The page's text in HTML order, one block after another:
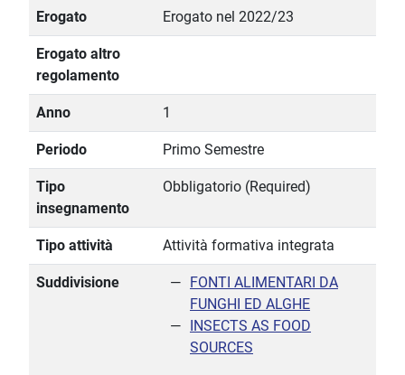
Erogato Erogato nel 2022/23
Erogato altro
regolamento
Anno 1
Periodo Primo Semestre
Tipo
insegnamento
Obbligatorio (Required)
Tipo attività Attività formativa integrata
Suddivisione
FONTI ALIMENTARI DA
FUNGHI ED ALGHE
INSECTS AS FOOD
SOURCES